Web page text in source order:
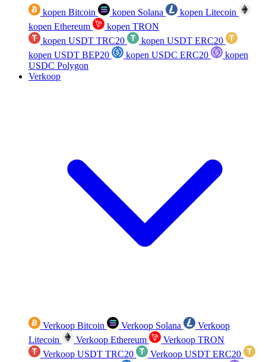
kopen Bitcoin kopen Solana
kopen Litecoin
kopen Ethereum
kopen TRON
kopen USDT TRC20
kopen USDT ERC20
kopen USDT BEP20
kopen USDC ERC20
kopen
USDC Polygon
Verkoop
Verkoop Bitcoin Verkoop Solana
Verkoop
Litecoin
Verkoop Ethereum
Verkoop TRON
Verkoop USDT TRC20
Verkoop USDT ERC20